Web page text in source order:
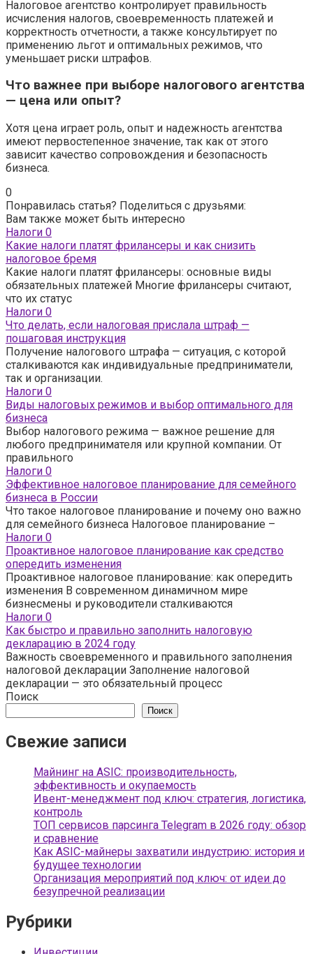
Налоговое агентство контролирует правильность
исчисления налогов, своевременность платежей и
корректность отчетности, а также консультирует по
применению льгот и оптимальных режимов, что
уменьшает риски штрафов.
Что важнее при выборе налогового агентства
— цена или опыт?
Хотя цена играет роль, опыт и надежность агентства
имеют первостепенное значение, так как от этого
зависит качество сопровождения и безопасность
бизнеса.
0
Понравилась статья? Поделиться с друзьями:
Вам также может быть интересно
Налоги 0
Какие налоги платят фрилансеры и как снизить
налоговое бремя
Какие налоги платят фрилансеры: основные виды
обязательных платежей Многие фрилансеры считают,
что их статус
Налоги 0
Что делать, если налоговая прислала штраф —
пошаговая инструкция
Получение налогового штрафа — ситуация, с которой
сталкиваются как индивидуальные предприниматели,
так и организации.
Налоги 0
Виды налоговых режимов и выбор оптимального для
бизнеса
Выбор налогового режима — важное решение для
любого предпринимателя или крупной компании. От
правильного
Налоги 0
Эффективное налоговое планирование для семейного
бизнеса в России
Что такое налоговое планирование и почему оно важно
для семейного бизнеса Налоговое планирование –
Налоги 0
Проактивное налоговое планирование как средство
опередить изменения
Проактивное налоговое планирование: как опередить
изменения В современном динамичном мире
бизнесмены и руководители сталкиваются
Налоги 0
Как быстро и правильно заполнить налоговую
декларацию в 2024 году
Важность своевременного и правильного заполнения
налоговой декларации Заполнение налоговой
декларации — это обязательный процесс
Поиск
Поиск
Свежие записи
Майнинг на ASIC: производительность,
эффективность и окупаемость
Ивент-менеджмент под ключ: стратегия, логистика,
контроль
ТОП сервисов парсинга Telegram в 2026 году: обзор
и сравнение
Как ASIC-майнеры захватили индустрию: история и
будущее технологии
Организация мероприятий под ключ: от идеи до
безупречной реализации
Рубрики